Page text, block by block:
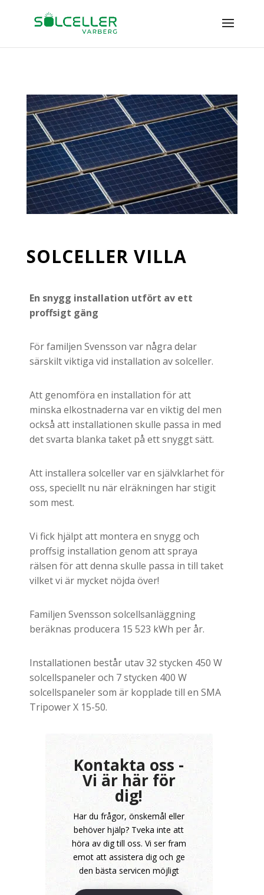
SOLCELLER VILLA
En snygg installation utfört av ett
proffsigt gäng
För familjen Svensson var några delar
särskilt viktiga vid installation av solceller.
Att genomföra en installation för att
minska elkostnaderna var en viktig del men
också att installationen skulle passa in med
det svarta blanka taket på ett snyggt sätt.
Att installera solceller var en självklarhet för
oss, speciellt nu när elräkningen har stigit
som mest.
Vi fick hjälpt att montera en snygg och
proffsig installation genom att spraya
rälsen för att denna skulle passa in till taket
vilket vi är mycket nöjda över!
Familjen Svensson solcellsanläggning
beräknas producera 15 523 kWh per år.
Installationen består utav 32 stycken 450 W
solcellspaneler och 7 stycken 400 W
solcellspaneler som är kopplade till en SMA
Tripower X 15-50.
Kontakta oss -
Vi är här för
dig!
Har du frågor, önskemål eller
behöver hjälp? Tveka inte att
höra av dig till oss. Vi ser fram
emot att assistera dig och ge
den bästa servicen möjligt